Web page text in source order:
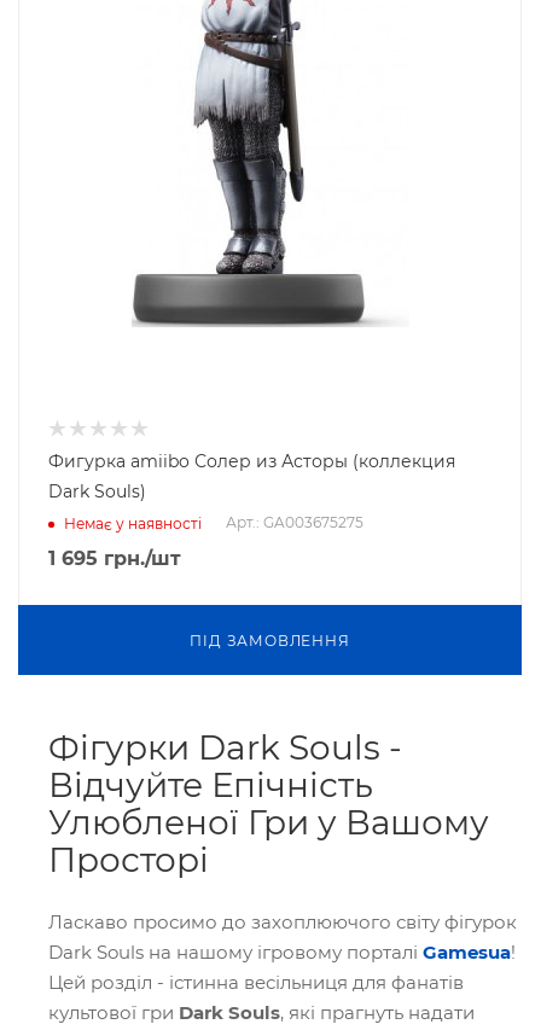
Фигурка amiibo Солер из Асторы (коллекция
Dark Souls)
Немає у наявності Арт.: GA003675275
1 695 грн./шт
ПIД ЗАМОВЛЕННЯ
Фігурки Dark Souls -
Відчуйте Епічність
Улюбленої Гри у Вашому
Просторі
Ласкаво просимо до захоплюючого світу фігурок
Dark Souls на нашому ігровому порталі Gamesua!
Цей розділ - істинна весільниця для фанатів
культової гри Dark Souls, які прагнуть надати